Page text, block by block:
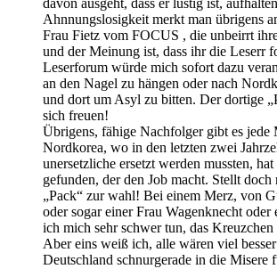
Ahnnungslosigkeit merkt man übrigens
Frau Fietz vom FOCUS , die unbeirrt
und der Meinung ist, dass ihr die Leserr
Leserforum würde mich sofort dazu
an den Nagel zu hängen oder nach
und dort um Asyl zu bitten. Der dortige
sich freuen!
Übrigens, fähige Nachfolger gibt es jede
Nordkorea, wo in den letzten zwei
unersetzliche ersetzt werden mussten, hat
gefunden, der den Job macht. Stellt
„Pack“ zur wahl! Bei einem Merz, von
oder sogar einer Frau Wagenknecht
ich mich sehr schwer tun, das
Aber eins weiß ich, alle wären viel
Deutschland schnurgerade in die Misere